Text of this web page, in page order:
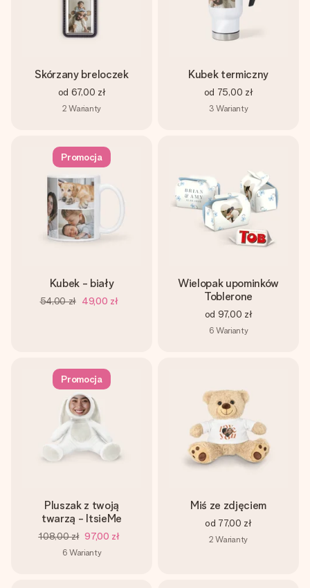
Skórzany breloczek
od 67,00 zł
2 Warianty
Kubek termiczny
od 75,00 zł
3 Warianty
Promocja
Kubek - biały
54,00 zł 49,00 zł
Wielopak upominków
Toblerone
od 97,00 zł
6 Warianty
Promocja
Pluszak z twoją
twarzą - ItsieMe
108,00 zł 97,00 zł
6 Warianty
Miś ze zdjęciem
od 77,00 zł
2 Warianty